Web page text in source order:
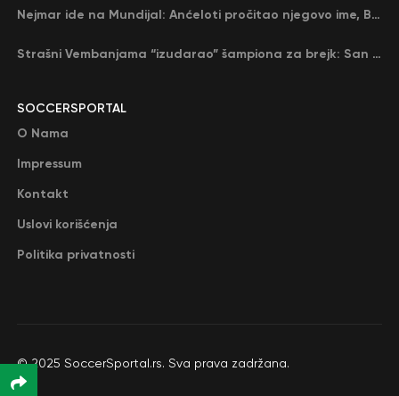
SOCCERSPORTAL
O Nama
Impressum
Kontakt
Uslovi korišćenja
Politika privatnosti
Nejmar ide na Mundijal: Anćeloti pročitao njegovo ime, Brazil u delirijumu (VIDEO)
Strašni Vembanjama “izudarao” šampiona za brejk: San Antonio poveo protiv Oklahome
© 2025 SoccerSportal.rs. Sva prava zadržana.